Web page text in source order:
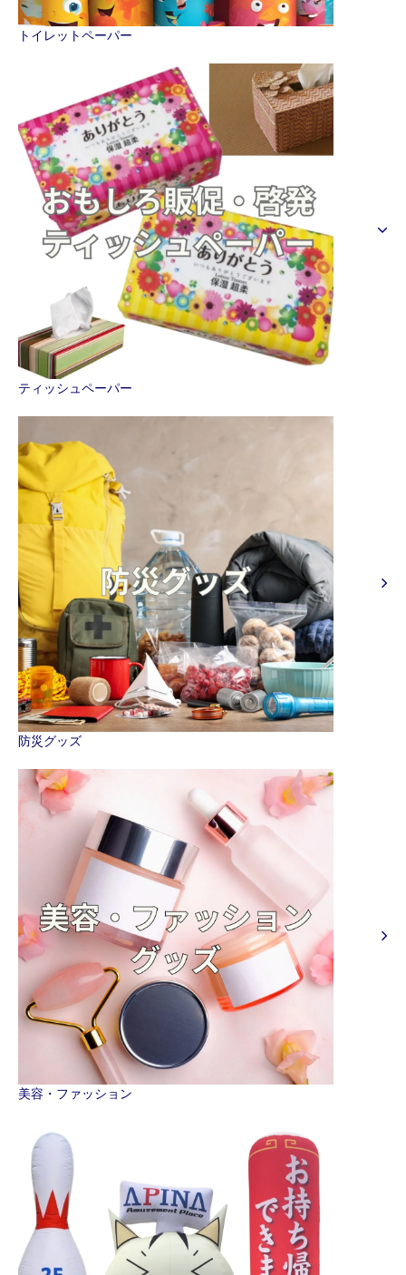
トイレットペーパー
ティッシュペーパー
防災グッズ
美容・ファッション